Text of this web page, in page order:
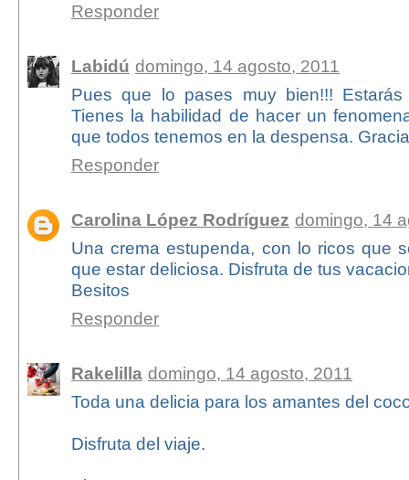
Responder
Labidú domingo, 14 agosto, 2011
Pues que lo pases muy bien!!!
Tienes la habilidad de hacer un
que todos tenemos en la despensa.
Responder
Carolina López Rodríguez domingo, 14
Una crema estupenda, con lo ricos que
que estar deliciosa. Disfruta de tus
Besitos
Responder
Rakelilla domingo, 14 agosto, 2011
Toda una delicia para los amantes del
Disfruta del viaje.